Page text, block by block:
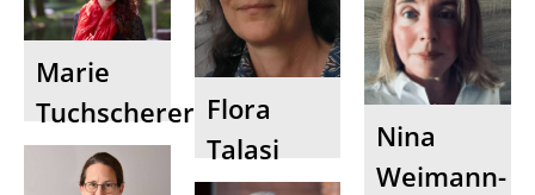
Flora
Talasi
Marie
Tuchscherer
Nina
Weimann-